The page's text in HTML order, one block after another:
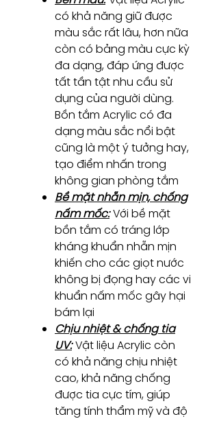
có khả năng giữ được
màu sắc rất lâu, hơn nữa
còn có bảng màu cực kỳ
đa dạng, đáp ứng được
tất tần tật nhu cầu sử
dụng của người dùng.
Bồn tắm Acrylic có đa
dạng màu sắc nổi bật
cũng là một ý tưởng hay,
tạo điểm nhấn trong
không gian phòng tắm
Bề mặt nhẵn mịn, chống
nấm mốc:Với bề mặt
bồn tắm có tráng lớp
kháng khuẩn nhẵn mịn
khiến cho các giọt nước
không bị đọng hay các vi
khuẩn nấm mốc gây hại
bám lại
Chịu nhiệt & chống tia
UV:Vật liệu Acrylic còn
có khả năng chịu nhiệt
cao, khả năng chống
được tia cực tím, giúp
tăng tính thẩm mỹ và độ